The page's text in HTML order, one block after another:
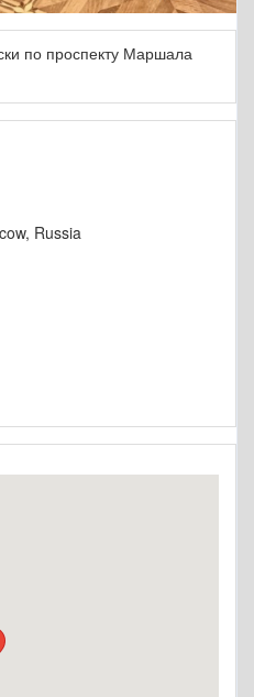
по проспекту Маршала
Russia